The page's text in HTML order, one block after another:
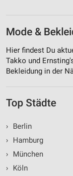
Mode &
Hier findest Du
Takko und
Bekleidung in der
Top Städte
›
Berlin
›
Hamburg
›
München
›
Köln